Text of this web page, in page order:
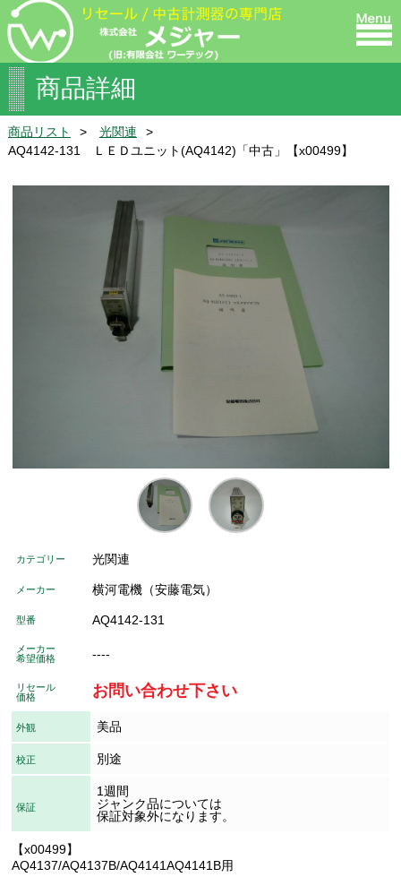
商品詳細
商品リスト
光関連
AQ4142-131 ＬＥＤユニット(AQ4142)「中古」【x00499】
カテゴリー 光関連
メーカー 横河電機（安藤電気）
型番 AQ4142-131
メーカー
希望価格
----
リセール
価格
お問い合わせ下さい
外観 美品
校正 別途
保証
1週間
ジャンク品については
保証対象外になります。
【x00499】
AQ4137/AQ4137B/AQ4141AQ4141B用